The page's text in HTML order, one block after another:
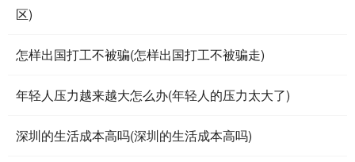
区)
怎样出国打工不被骗(怎样出国打工不被骗走)
年轻人压力越来越大怎么办(年轻人的压力太大了)
深圳的生活成本高吗(深圳的生活成本高吗)